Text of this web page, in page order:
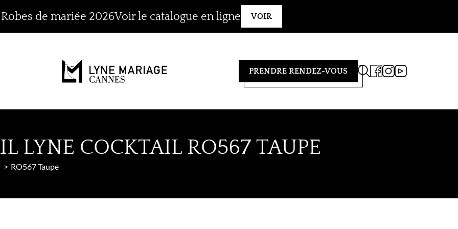
de mariée 2026Voir le catalogue en ligne VOIR
PRENDRE RENDEZ-VOUS
LYNE COCKTAIL RO567 TAUPE
RO567 Taupe